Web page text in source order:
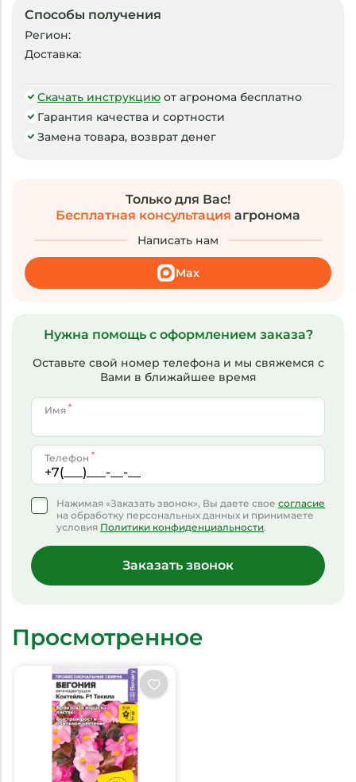
Способы получения
Регион:
Доставка:
Скачать инструкцию от агронома бесплатно
Гарантия качества и сортности
Замена товара, возврат денег
Только для Вас!
Бесплатная консультация агронома
Написать нам
Max
Нужна помощь с оформлением заказа?
Оставьте свой номер телефона и мы свяжемся с
Вами в ближайшее время
Имя *
Телефон *
Нажимая «Заказать звонок», Вы даете свое согласие
на обработку персональных данных и принимаете
условия Политики конфиденциальности.
Заказать звонок
Просмотренное